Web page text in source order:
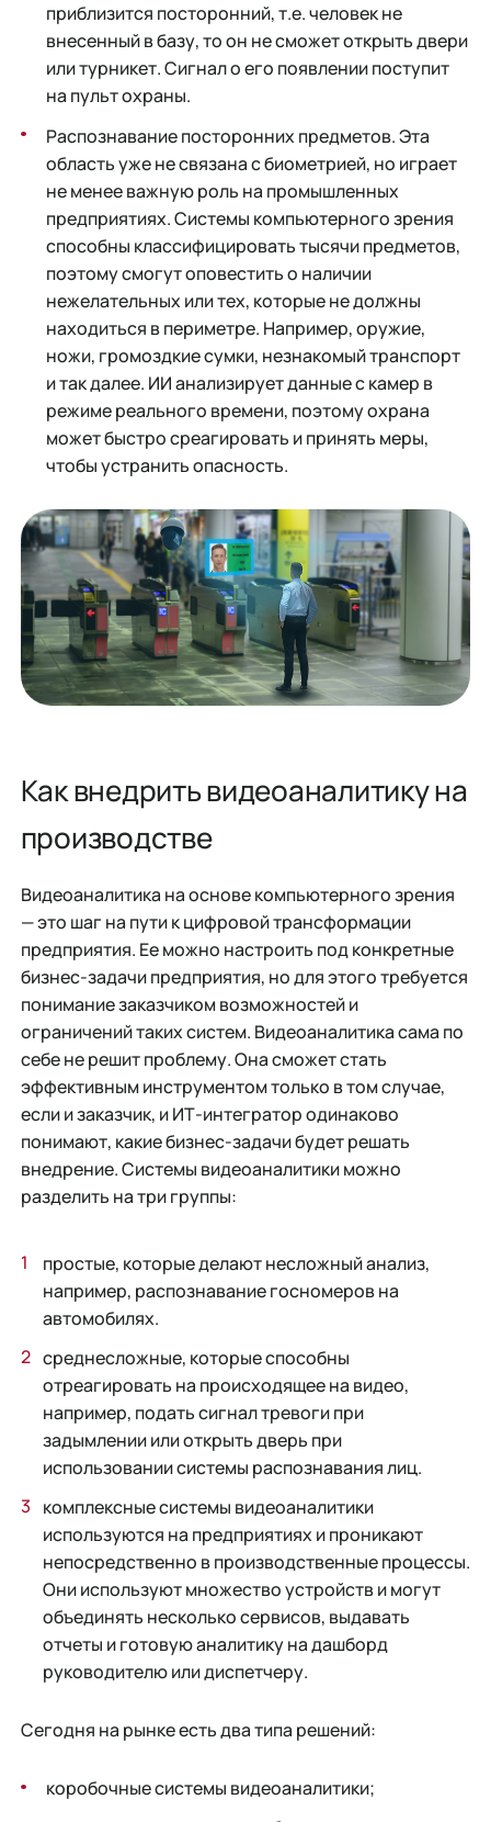
приблизится посторонний, т.е. человек не
внесенный в базу, то он не сможет открыть двери
или турникет. Сигнал о его появлении поступит
на пульт охраны.
Распознавание посторонних предметов. Эта
область уже не связана с биометрией, но играет
не менее важную роль на промышленных
предприятиях. Системы компьютерного зрения
способны классифицировать тысячи предметов,
поэтому смогут оповестить о наличии
нежелательных или тех, которые не должны
находиться в периметре. Например, оружие,
ножи, громоздкие сумки, незнакомый транспорт
и так далее. ИИ анализирует данные с камер в
режиме реального времени, поэтому охрана
может быстро среагировать и принять меры,
чтобы устранить опасность.
Как внедрить видеоаналитику на
производстве
Видеоаналитика на основе компьютерного зрения
— это шаг на пути к цифровой трансформации
предприятия. Ее можно настроить под конкретные
бизнес-задачи предприятия, но для этого требуется
понимание заказчиком возможностей и
ограничений таких систем. Видеоаналитика сама по
себе не решит проблему. Она сможет стать
эффективным инструментом только в том случае,
если и заказчик, и ИТ-интегратор одинаково
понимают, какие бизнес-задачи будет решать
внедрение. Системы видеоаналитики можно
разделить на три группы:
простые, которые делают несложный анализ,
например, распознавание госномеров на
автомобилях.
среднесложные, которые способны
отреагировать на происходящее на видео,
например, подать сигнал тревоги при
задымлении или открыть дверь при
использовании системы распознавания лиц.
комплексные системы видеоаналитики
используются на предприятиях и проникают
непосредственно в производственные процессы.
Они используют множество устройств и могут
объединять несколько сервисов, выдавать
отчеты и готовую аналитику на дашборд
руководителю или диспетчеру.
Сегодня на рынке есть два типа решений:
коробочные системы видеоаналитики;